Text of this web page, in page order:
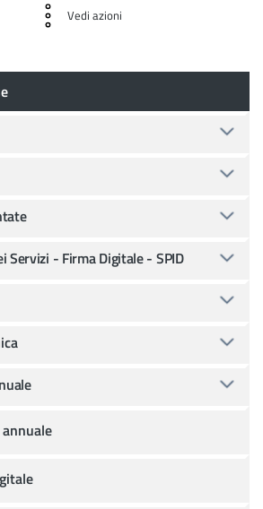
Vedi azioni
Servizi - Firma Digitale - SPID